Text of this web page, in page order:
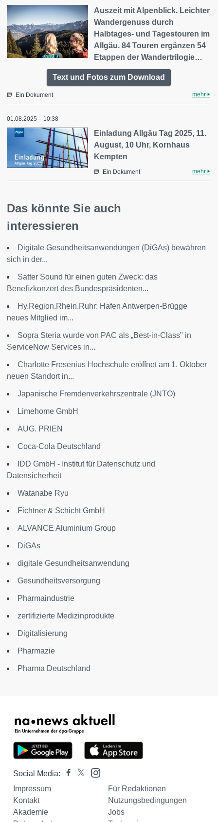
Auszeit mit Alpenblick. Leichter
Wandergenuss durch
Halbtages- und Tagestouren im
Allgäu. 84 Touren ergänzen 54
Etappen der Wandertrilogie…
Text und Fotos zum Download
Ein Dokument mehr
01.08.2025 – 10:38
Einladung Allgäu Tag 2025, 11.
August, 10 Uhr, Kornhaus
Kempten
Ein Dokument mehr
Das könnte Sie auch
interessieren
Digitale Gesundheitsanwendungen (DiGAs) bewähren
sich in der...
Satter Sound für einen guten Zweck: das
Benefizkonzert des Bundespräsidenten...
Hy.Region.Rhein.Ruhr: Hafen Antwerpen-Brügge
neues Mitglied im...
Sopra Steria wurde von PAC als „Best-in-Class" in
ServiceNow Services in...
Charlotte Fresenius Hochschule eröffnet am 1. Oktober
neuen Standort in...
Japanische Fremdenverkehrszentrale (JNTO)
Limehome GmbH
AUG. PRIEN
Coca-Cola Deutschland
IDD GmbH - Institut für Datenschutz und
Datensicherheit
Watanabe Ryu
Fichtner & Schicht GmbH
ALVANCE Aluminium Group
DiGAs
digitale Gesundheitsanwendung
Gesundheitsversorgung
Pharmaindustrie
zertifizierte Medizinprodukte
Digitalisierung
Pharmazie
Pharma Deutschland
Social Media:
Impressum
Für Redaktionen
Kontakt
Nutzungsbedingungen
Akademie
Jobs